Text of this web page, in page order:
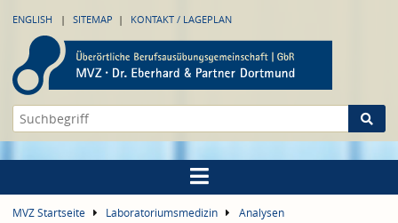
ENGLISH SITEMAP KONTAKT / LAGEPLAN
MVZ Startseite Laboratoriumsmedizin
Analysen